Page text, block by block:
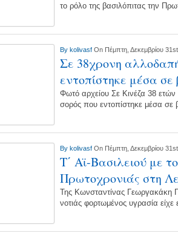
το ρόλο της βασιλόπιτας την
By kolivasf On Πέμπτη, Δεκεμβρίου
Σε 38χρονη
εντοπίστηκε μέσα
Φωτό αρχείου Σε Κινέζα 38
σορός που εντοπίστηκε μέσα
By kolivasf On Πέμπτη, Δεκεμβρίου
Τ΄ Αϊ-Βασιλειού με
Πρωτοχρονιάς στη
Της Κωνσταντίνας Γεωργακάκη
νοτιάς φορτωμένος υγρασία είχε